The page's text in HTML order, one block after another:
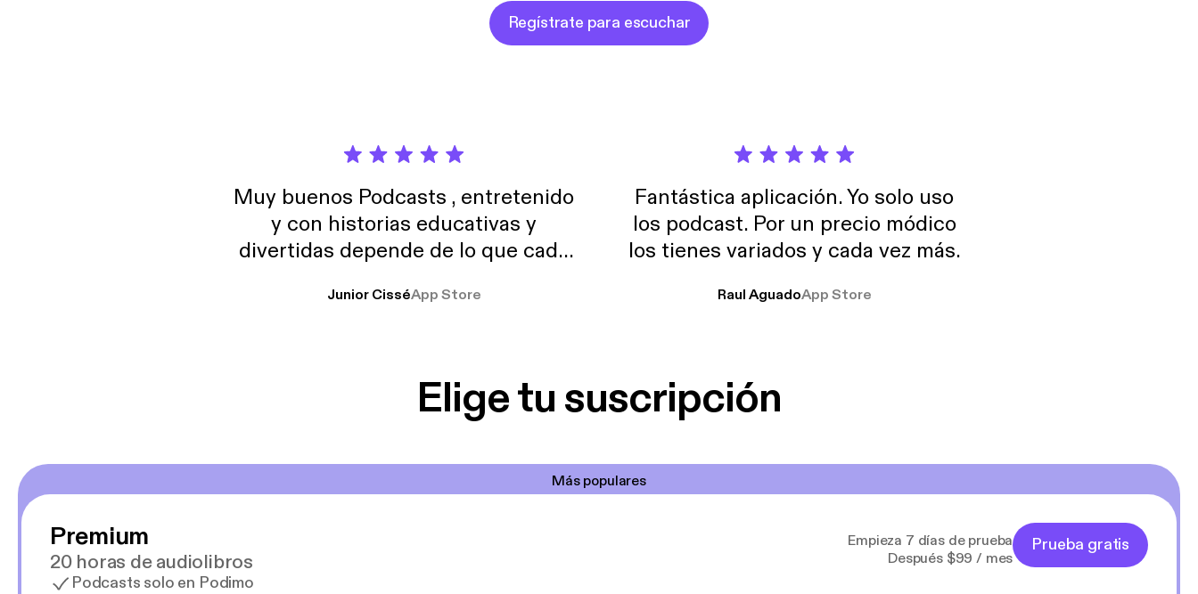
Regístrate para escuchar
Muy buenos Podcasts , entretenido
y con historias educativas y
divertidas depende de lo que cada
trabajo ya que estoy muchas horas
Junior CisséApp Store
Fantástica aplicación. Yo solo uso
los podcast. Por un precio módico
los tienes variados y cada vez más.
Raul AguadoApp Store
Elige tu suscripción
Más populares
Premium
20 horas de audiolibros
Podcasts solo en Podimo
Empieza 7 días de prueba
Después $99 / mes
Prueba gratis